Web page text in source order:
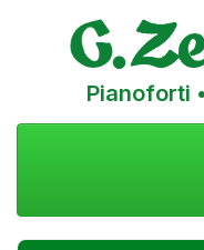
Pianoforti